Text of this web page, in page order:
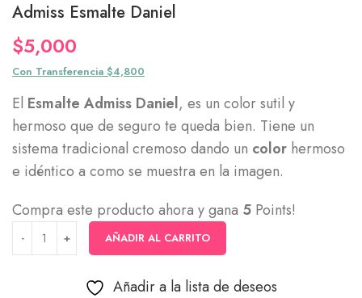
Admiss Esmalte Daniel
$5,000
Con Transferencia $4,800
El Esmalte Admiss Daniel, es un color sutil y
hermoso que de seguro te queda bien. Tiene un
sistema tradicional cremoso dando un color hermoso
e idéntico a como se muestra en la imagen.
Compra este producto ahora y gana 5 Points!
AÑADIR AL CARRITO
Añadir a la lista de deseos